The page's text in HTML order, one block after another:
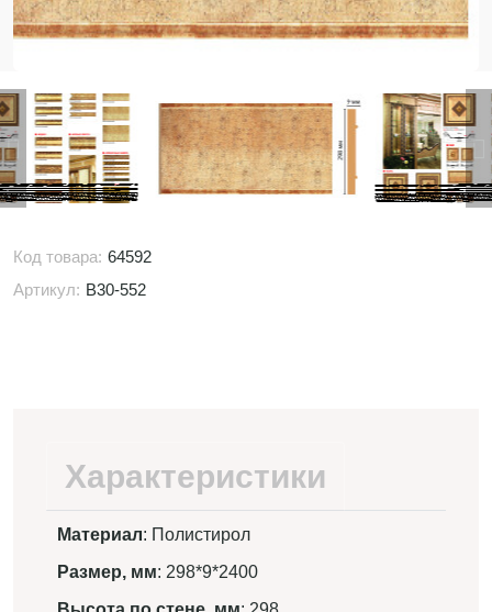
Код товара: 64592
Артикул: B30-552
Характеристики
Материал: Полистирол
Размер, мм: 298*9*2400